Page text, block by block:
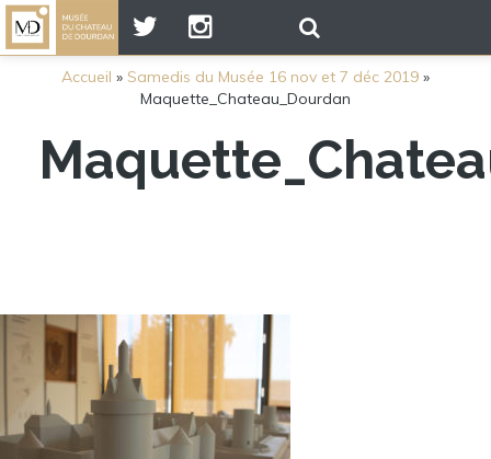
Accueil » Samedis du Musée 16 nov et 7 déc 2019 »
Maquette_Chateau_Dourdan